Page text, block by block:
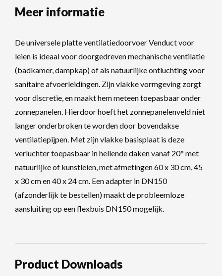
Meer informatie
De universele platte ventilatiedoorvoer Venduct voor
leien is ideaal voor doorgedreven mechanische ventilatie
(badkamer, dampkap) of als natuurlijke ontluchting voor
sanitaire afvoerleidingen. Zijn vlakke vormgeving zorgt
voor discretie, en maakt hem meteen toepasbaar onder
zonnepanelen. Hierdoor hoeft het zonnepanelenveld niet
langer onderbroken te worden door bovendakse
ventilatiepijpen. Met zijn vlakke basisplaat is deze
verluchter toepasbaar in hellende daken vanaf 20° met
natuurlijke of kunstleien, met afmetingen 60 x 30 cm, 45
x 30 cm en 40 x 24 cm. Een adapter in DN150
(afzonderlijk te bestellen) maakt de probleemloze
aansluiting op een flexbuis DN150 mogelijk.
Product Downloads